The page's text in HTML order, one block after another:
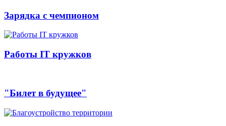
Зарядка с чемпионом
Работы IT кружков
"Билет в будущее"